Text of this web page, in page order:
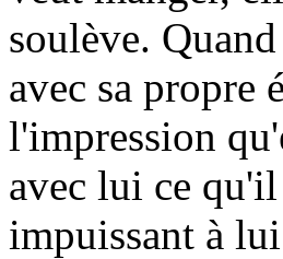
soulève.
avec sa
l'impression
avec lui ce
impuissant à